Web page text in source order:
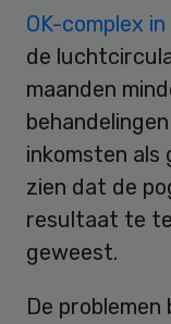
OK-complex in
de
maanden
inkomsten als
zien dat de
resultaat te
geweest.
De